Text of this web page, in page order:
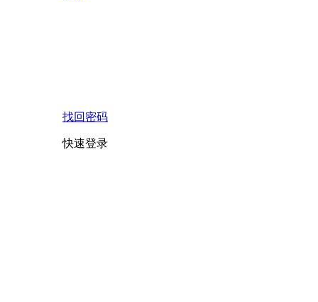
找回密码
快速登录